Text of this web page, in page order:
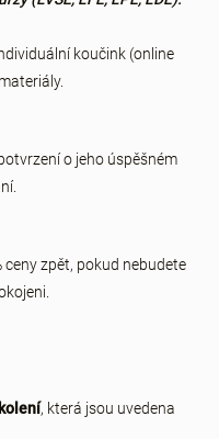
koučink (online
o jeho úspěšném
zpět, pokud nebudete
, která jsou uvedena